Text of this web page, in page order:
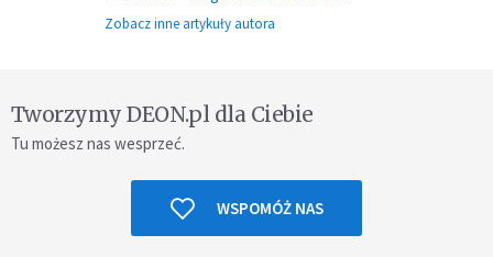
Zobacz inne artykuły autora
Tworzymy DEON.pl dla Ciebie
Tu możesz nas wesprzeć.
WSPOMÓŻ NAS